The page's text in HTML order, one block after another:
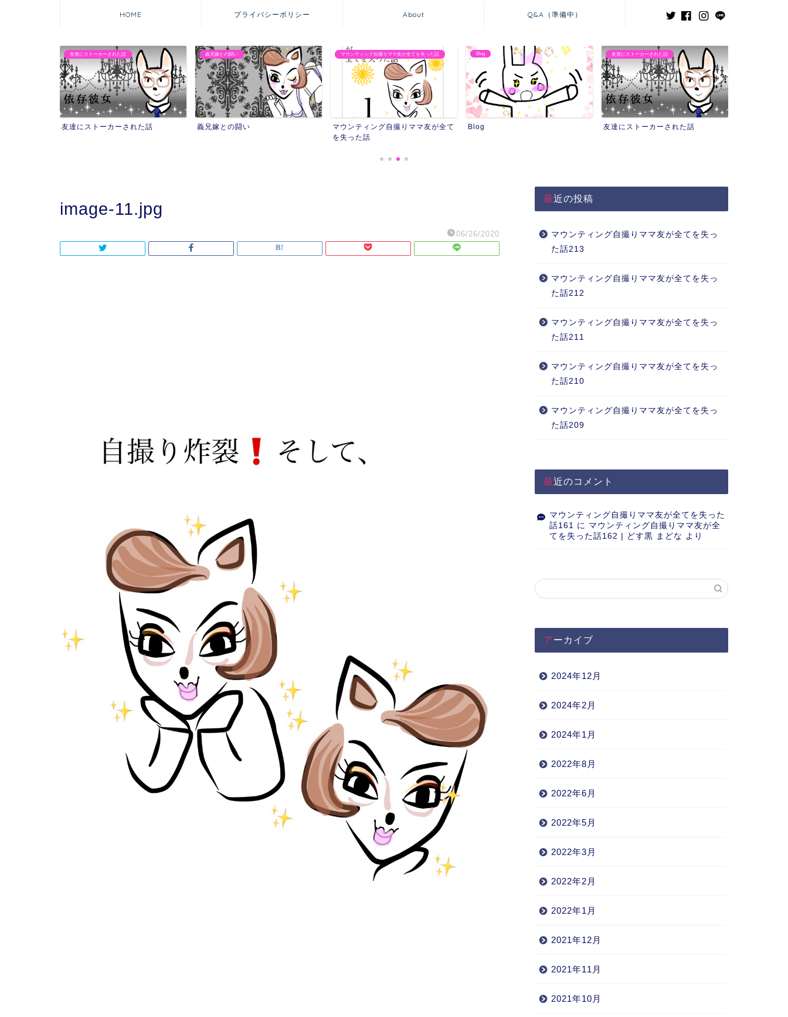
HOME プライバシーポリシー About Q&A（準備中）
義兄嫁との闘い
義兄嫁との闘い
マウンティング自撮りママ友が全てを失った話
マウンティング自撮りママ友が全て
Blog
Blog
友達にストーカーされた話
友達にストーカーされた話
義兄嫁との闘い
義兄嫁との闘い
image-11.jpg
06/26/2020
最近の投稿
マウンティング自撮りママ友が全てを失っ
た話213
マウンティング自撮りママ友が全てを失っ
た話212
マウンティング自撮りママ友が全てを失っ
た話211
マウンティング自撮りママ友が全てを失っ
た話210
マウンティング自撮りママ友が全てを失っ
た話209
最近のコメント
マウンティング自撮りママ友が全てを失った
話161 に マウンティング自撮りママ友が全
てを失った話162 | どす黒 まどな より
アーカイブ
2024年12月
2024年2月
2024年1月
2022年8月
2022年6月
2022年5月
2022年3月
2022年2月
2022年1月
2021年12月
2021年11月
2021年10月